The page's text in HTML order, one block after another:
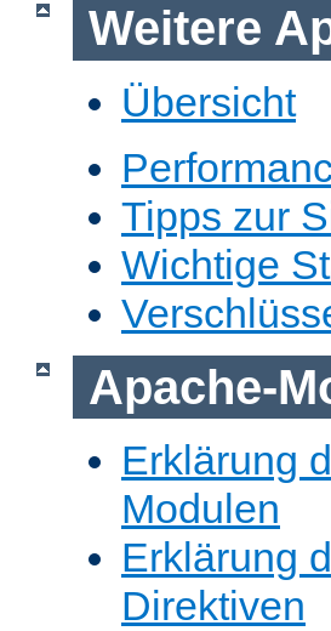
Weitere
Übersicht
Tipps zur
Wichtige
Apache-
Erklärung
Modulen
Erklärung
Direktiven